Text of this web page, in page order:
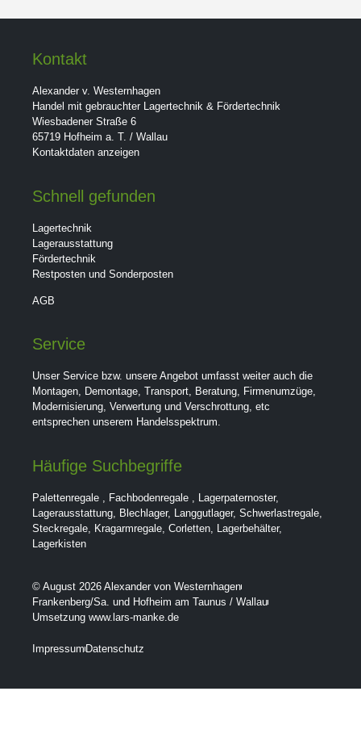
Kontakt
Alexander v. Westernhagen
Handel mit gebrauchter Lagertechnik & Fördertechnik
Wiesbadener Straße 6
65719 Hofheim a. T. / Wallau
Kontaktdaten anzeigen
Schnell gefunden
Lagertechnik
Lagerausstattung
Fördertechnik
Restposten und Sonderposten
AGB
Service
Unser Service bzw. unsere Angebot umfasst weiter auch die
Montagen, Demontage, Transport, Beratung, Firmenumzüge,
Modernisierung, Verwertung und Verschrottung, etc
entsprechen unserem Handelsspektrum.
Häufige Suchbegriffe
Palettenregale Fachbodenregale Lagerpaternoster,
Lagerausstattung
Blechlager, Langgutlager, Schwerlastregale
Steckregale
Kragarmregale Corletten Lagerbehälter,
Lagerkisten
© August 2026 Alexander von Westernhagen
Frankenberg/Sa. und Hofheim am Taunus / Wallau
Umsetzung www.lars-manke.de
Impressum Datenschutz